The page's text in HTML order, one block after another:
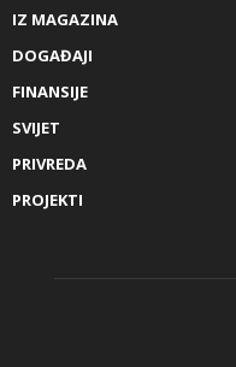
IZ MAGAZINA
DOGAĐAJI
FINANSIJE
SVIJET
PRIVREDA
PROJEKTI